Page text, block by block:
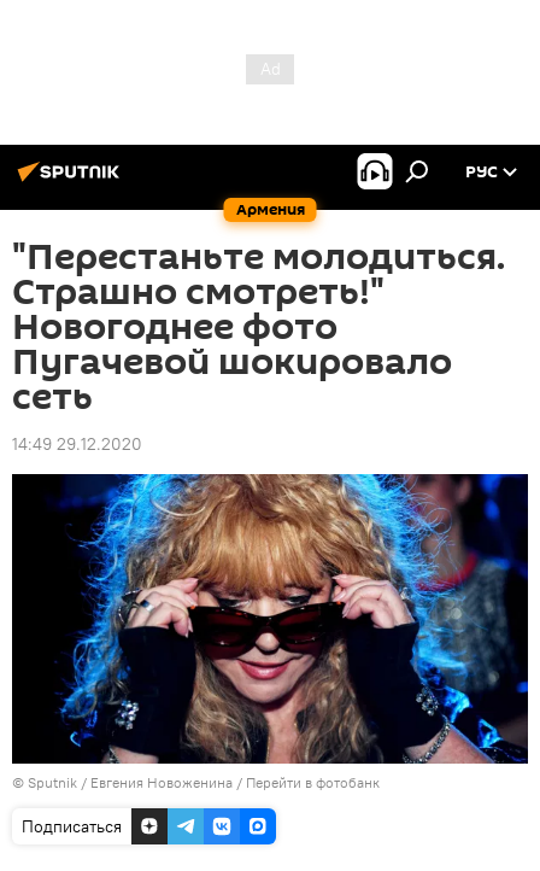
Армения
РУС
"Перестаньте молодиться.
Страшно смотреть!"
Новогоднее фото
Пугачевой шокировало
сеть
14:49 29.12.2020
© Sputnik / Евгения Новоженина / Перейти в фотобанк
Подписаться